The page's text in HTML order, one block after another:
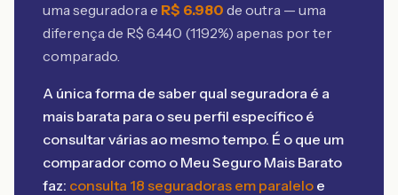
uma seguradora e R$ 6.980 de outra — uma
diferença de R$ 6.440 (1192%) apenas por ter
comparado.
A única forma de saber qual seguradora é a
mais barata para o seu perfil específico é
consultar várias ao mesmo tempo. É o que um
comparador como o Meu Seguro Mais Barato
faz: consulta 18 seguradoras em paralelo e